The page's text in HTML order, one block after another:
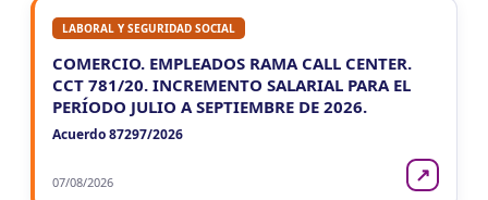
LABORAL Y SEGURIDAD SOCIAL
COMERCIO. EMPLEADOS RAMA CALL CENTER.
CCT 781/20. INCREMENTO SALARIAL PARA EL
PERÍODO JULIO A SEPTIEMBRE DE 2026.
Acuerdo 87297/2026
07/08/2026 ↗